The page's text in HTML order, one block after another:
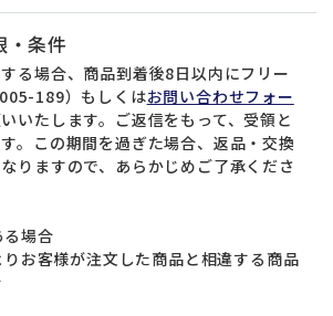
・条件
る場合、商品到着後8日以内にフリー
189）もしくはお問い合わせフォー
いたします。ご返信をもって、受領と
。この期間を過ぎた場合、返品・交換
りますので、あらかじめご了承くださ
場合
お客様が注文した商品と相違する商品